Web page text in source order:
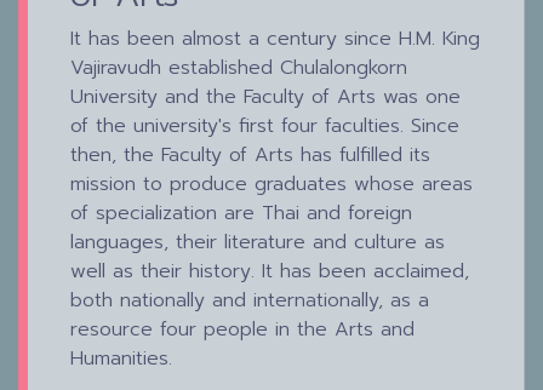
It has been almost a century since H.M. King
Vajiravudh established Chulalongkorn
University and the Faculty of Arts was one
of the university's first four faculties. Since
then, the Faculty of Arts has fulfilled its
mission to produce graduates whose areas
of specialization are Thai and foreign
languages, their literature and culture as
well as their history. It has been acclaimed,
both nationally and internationally, as a
resource four people in the Arts and
Humanities.